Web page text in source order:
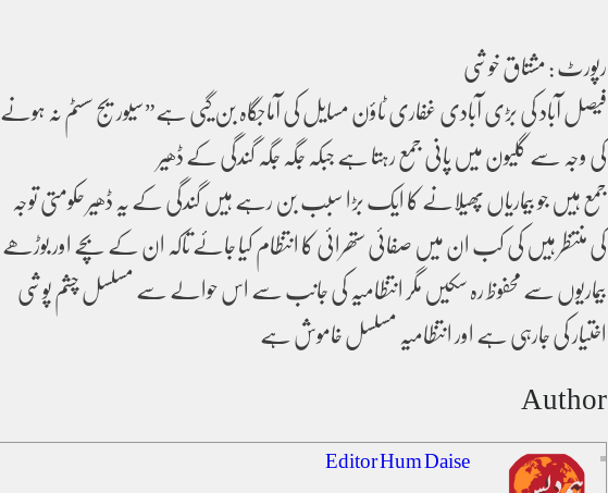
رپورٹ : مشتاق خوشی
فیصل آباد کی بڑی آبادی غفاری ٹاؤن مسایل کی آماجگاہ بن گیی ہے”سیوریج سسٹم نہ ہونے
کی وجہ سے گلیون میں پانی جمع رہتا ہے جبکہ جگہ جگہ گندگی کے ڈھیر
جمع ہیں جو بیماریاں پھیلانے کا ایک بڑا سبب بن رہے ہیں گندگی کے یہ ڈھیر حکومتی توجہ
کی منتظر ہیں کی کب ان میں صفائی ستھرائی کا انتظام کیا جائے تاکہ ان کے بچے اور بوڑھے
بیماریوں سے محفوظ رہ سکیں مگر انتظامیہ کی جانب سے اس حوالے سے مسلسل چشم پوشی
اختیار کی جارہی ہے اور انتظامیہ مسلسل خاموش ہے
Author
Editor Hum Daise